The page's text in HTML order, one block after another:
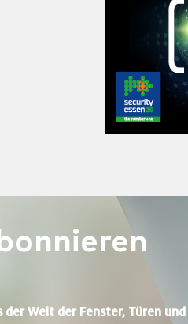
Welt der Fenster, Türen